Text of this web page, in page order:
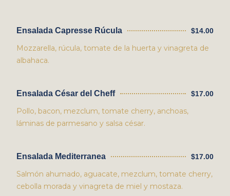
Ensalada Capresse Rúcula $14.00
Mozzarella, rúcula, tomate de la huerta y vinagreta de
albahaca.
Ensalada César del Cheff $17.00
Pollo, bacon, mezclum, tomate cherry, anchoas,
láminas de parmesano y salsa césar.
Ensalada Mediterranea $17.00
Salmón ahumado, aguacate, mezclum, tomate cherry,
cebolla morada y vinagreta de miel y mostaza.